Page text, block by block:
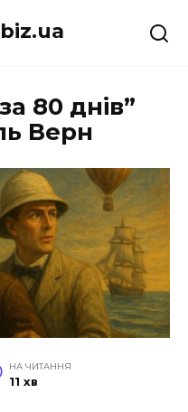
80 днів”
Верн
НА ЧИТАННЯ
11 хв